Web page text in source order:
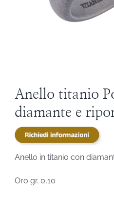
STEVE
Anello titanio
diamante e
Anello in titanio con
Oro gr. 0,10